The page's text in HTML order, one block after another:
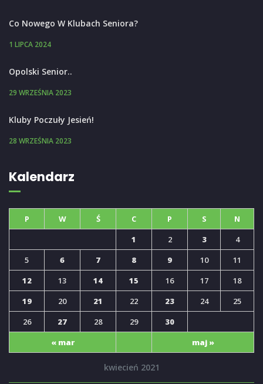
Co Nowego W Klubach Seniora?
1 LIPCA 2024
Opolski Senior..
29 WRZEŚNIA 2023
Kluby Poczuły Jesień!
28 WRZEŚNIA 2023
Kalendarz
kwiecień 2021
P W Ś C P S N
« mar maj »
1 2 3
4
5
6 7 8 9 10
11
12
13 14 15 16 17
18
19
20 21 22 23 24
25
26
27 28 29 30